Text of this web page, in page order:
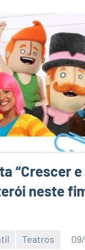
“Crescer
neste
Teatros